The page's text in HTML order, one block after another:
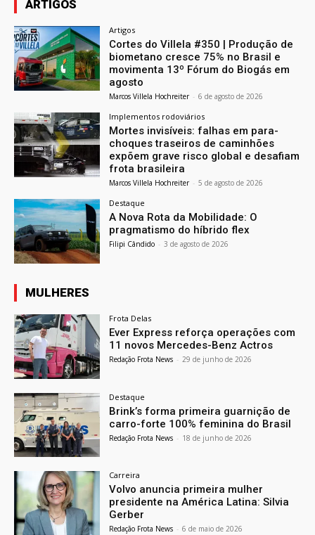
ARTIGOS
Artigos
Cortes do Villela #350 | Produção de
biometano cresce 75% no Brasil e
movimenta 13º Fórum do Biogás em
agosto
Marcos Villela Hochreiter - 6 de agosto de 2026
Implementos rodoviários
Mortes invisíveis: falhas em para-
choques traseiros de caminhões
expõem grave risco global e desafiam
frota brasileira
Marcos Villela Hochreiter - 5 de agosto de 2026
Destaque
A Nova Rota da Mobilidade: O
pragmatismo do híbrido flex
Filipi Cândido - 3 de agosto de 2026
MULHERES
Frota Delas
Ever Express reforça operações com
11 novos Mercedes-Benz Actros
Redação Frota News - 29 de junho de 2026
Destaque
Brink’s forma primeira guarnição de
carro-forte 100% feminina do Brasil
Redação Frota News - 18 de junho de 2026
Carreira
Volvo anuncia primeira mulher
presidente na América Latina: Silvia
Gerber
Redação Frota News - 6 de maio de 2026